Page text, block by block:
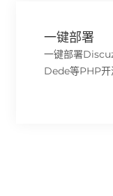
一键部署
一键部署
Dede等PHP开